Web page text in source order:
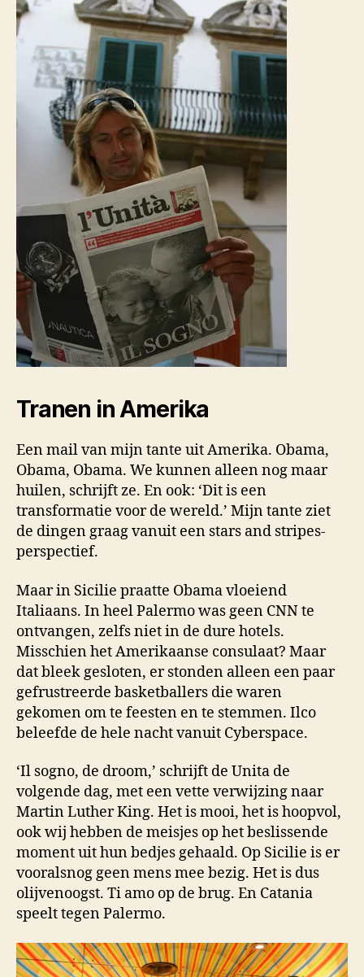
Tranen in Amerika
Een mail van mijn tante uit Amerika. Obama,
Obama, Obama. We kunnen alleen nog maar
huilen, schrijft ze. En ook: ‘Dit is een
transformatie voor de wereld.’ Mijn tante ziet
de dingen graag vanuit een stars and stripes-
perspectief.
Maar in Sicilie praatte Obama vloeiend
Italiaans. In heel Palermo was geen CNN te
ontvangen, zelfs niet in de dure hotels.
Misschien het Amerikaanse consulaat? Maar
dat bleek gesloten, er stonden alleen een paar
gefrustreerde basketballers die waren
gekomen om te feesten en te stemmen. Ilco
beleefde de hele nacht vanuit Cyberspace.
‘Il sogno, de droom,’ schrijft de Unita de
volgende dag, met een vette verwijzing naar
Martin Luther King. Het is mooi, het is hoopvol,
ook wij hebben de meisjes op het beslissende
moment uit hun bedjes gehaald. Op Sicilie is er
vooralsnog geen mens mee bezig. Het is dus
olijvenoogst. Ti amo op de brug. En Catania
speelt tegen Palermo.